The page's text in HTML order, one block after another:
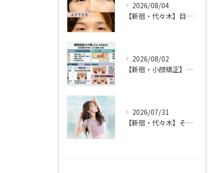
2026/08/04
【新宿・代々木】目の左右差ailes式 before・after 新宿・食いしばり・骨盤矯正・小顔矯正・顎関節症・顔の左右差ならailesシンメトリー矯正院
2026/08/02
【新宿・小顔矯正】顎関節症の分類、あなたはいくつ言えますか？ailes式 before・after 新宿・食いしばり・骨盤矯正・小顔矯正・顎関節症・顔の左右差ならailesシンメトリー矯正院
2026/07/31
【新宿・代々木】その症状自律神経乱れてませんか？